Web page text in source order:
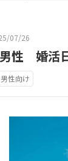
07/26
性 婚活
男性向け